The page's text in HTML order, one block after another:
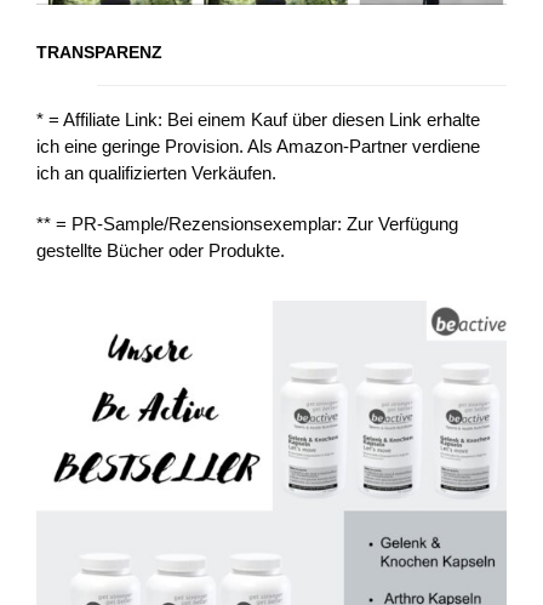
TRANSPARENZ
* = Affiliate Link: Bei einem Kauf über diesen Link erhalte
ich eine geringe Provision. Als Amazon-Partner verdiene
ich an qualifizierten Verkäufen.
** = PR-Sample/Rezensionsexemplar: Zur Verfügung
gestellte Bücher oder Produkte.